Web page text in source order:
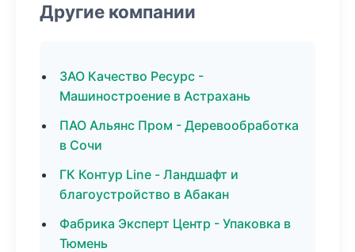
Другие компании
ЗАО Качество Ресурс -
Машиностроение в Астрахань
ПАО Альянс Пром - Деревообработка
в Сочи
ГК Контур Line - Ландшафт и
благоустройство в Абакан
Фабрика Эксперт Центр - Упаковка в
Тюмень